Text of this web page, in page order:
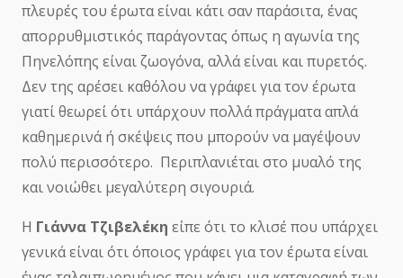
πλευρές του έρωτα είναι κάτι σαν παράσιτα, ένας
απορρυθμιστικός παράγοντας όπως η αγωνία της
Πηνελόπης είναι ζωογόνα, αλλά είναι και πυρετός.
Δεν της αρέσει καθόλου να γράφει για τον έρωτα
γιατί θεωρεί ότι υπάρχουν πολλά πράγματα απλά
καθημερινά ή σκέψεις που μπορούν να μαγέψουν
πολύ περισσότερο. Περιπλανιέται στο μυαλό της
και νοιώθει μεγαλύτερη σιγουριά.
Η Γιάννα Τζιβελέκη είπε ότι το κλισέ που υπάρχει
γενικά είναι ότι όποιος γράφει για τον έρωτα είναι